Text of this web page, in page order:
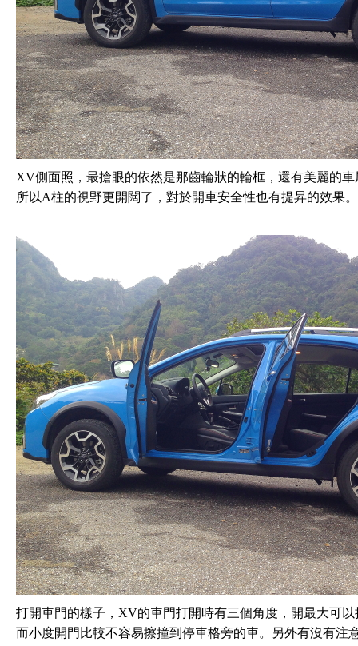
XV側面照，最搶眼的依然是那齒輪狀的輪框，還有美麗的
所以A柱的視野更開闊了，對於開車安全性也有提昇的效果
打開車門的樣子，XV的車門打開時有三個角度，開最大可
而小度開門比較不容易擦撞到停車格旁的車。另外有沒有注